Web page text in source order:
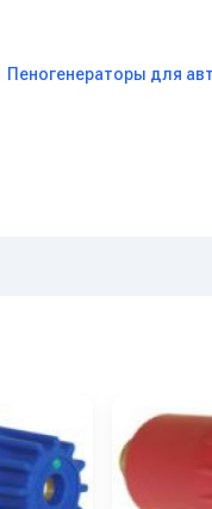
Пеногенераторы для